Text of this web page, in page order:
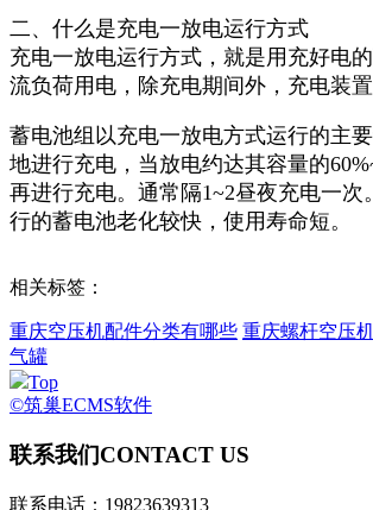
二、什么是充电一放电运行方式
充电一放电运行方式，就是用充好电
流负荷用电，除充电期间外，充电装置
蓄电池组以充电一放电方式运行的主
地进行充电，当放电约达其容量的
再进行充电。通常隔1~2昼夜充电一次
行的蓄电池老化较快，使用寿命短。
相关标签：
重庆空压机配件分类有哪些 重庆螺杆空压
气罐
Top
©筑巢ECMS软件
联系我们CONTACT US
联系电话：19823639313